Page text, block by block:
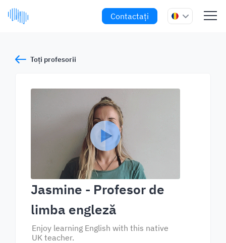
Contactați
Toți profesorii
Jasmine - Profesor de
limba engleză
Enjoy learning English with this native
UK teacher.